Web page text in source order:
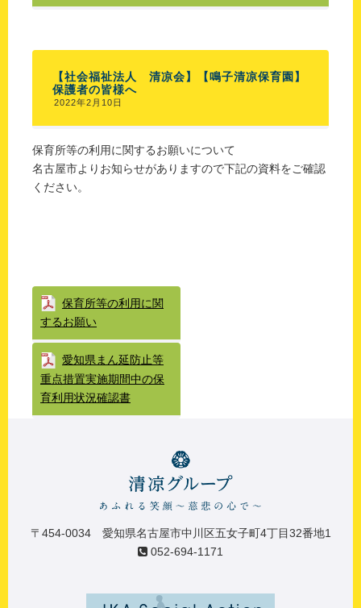
【社会福祉法人 清凉会】【鳴子清凉保育園】
保護者の皆様へ
2022年2月10日
保育所等の利用に関するお願いについて
名古屋市よりお知らせがありますので下記の資料をご確認
ください。
保育所等の利用に関
するお願い
愛知県まん延防止等
重点措置実施期間中の保
育利用状況確認書
〒454-0034 愛知県名古屋市中川区五女子町4丁目32番地1
052-694-1171